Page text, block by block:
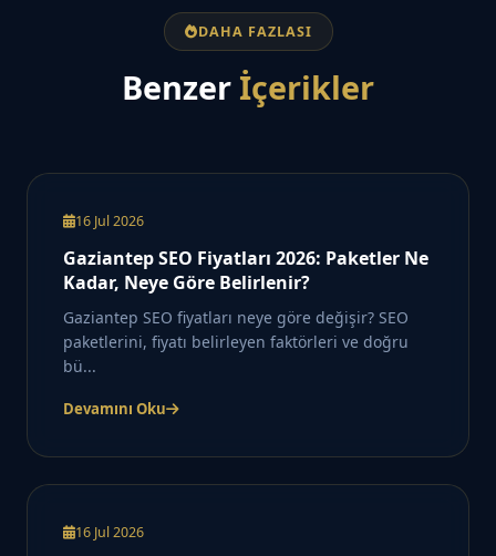
DAHA FAZLASI
Benzer İçerikler
16 Jul 2026
Gaziantep SEO Fiyatları 2026: Paketler Ne
Kadar, Neye Göre Belirlenir?
Gaziantep SEO fiyatları neye göre değişir? SEO
paketlerini, fiyatı belirleyen faktörleri ve doğru
bü...
Devamını Oku
16 Jul 2026